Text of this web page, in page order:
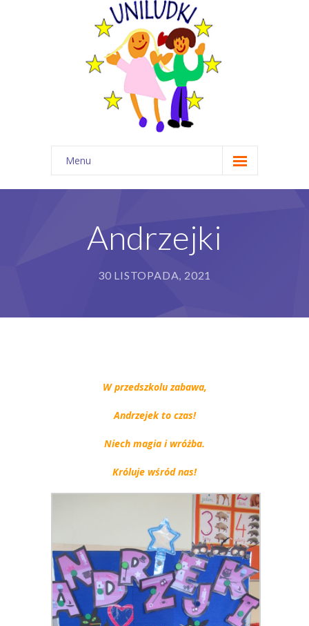
Menu
Start
Wydarzenia
Dla rodzica
Andrzejki
30 LISTOPADA, 2021
W przedszkolu zabawa,
Andrzejek to czas!
Niech magia i wróżba.
Króluje wśród nas!